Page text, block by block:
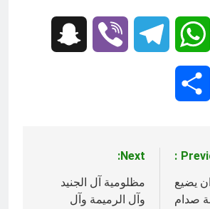
Twitter
WhatsApp
Telegram
Viber
Messenger
يضيع
صدام
Next:
مظلومية آل الجنيد
وآل الرميمة وآل